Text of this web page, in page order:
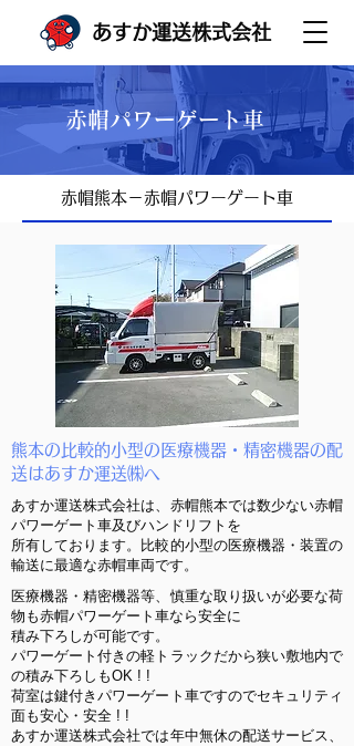
あすか運送株式会社
​赤帽パワーゲート車
​赤帽熊本－赤帽パワーゲート車
熊本の比較的小型の医療機器・精密機器の配
送はあすか運送㈱へ
あすか運送株式会社は、赤帽熊本では数少ない赤帽
パワーゲート車及びハンドリフトを
​所有しております。比較的小型の医療機器・装置の
輸送に最適な赤帽車両です。
医療機器・精密機器等、慎重な取り扱いが必要な荷
物も赤帽パワーゲート車なら安全に
積み下ろしが可能です。
パワーゲート付きの軽トラックだから狭い敷地内で
の積み下ろしもOK ! !
​荷室は鍵付きパワーゲート車ですのでセキュリティ
面も安心・安全 ! !
あすか運送株式会社では年中無休の配送サービス、